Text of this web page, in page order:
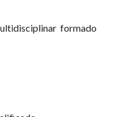
formado